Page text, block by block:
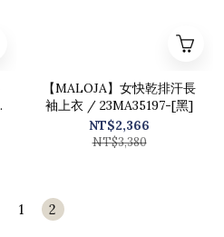
【MALOJA】女快乾排汗長
袖上衣 / 23MA35197-[黑]
NT$2,366
NT$3,380
1 2